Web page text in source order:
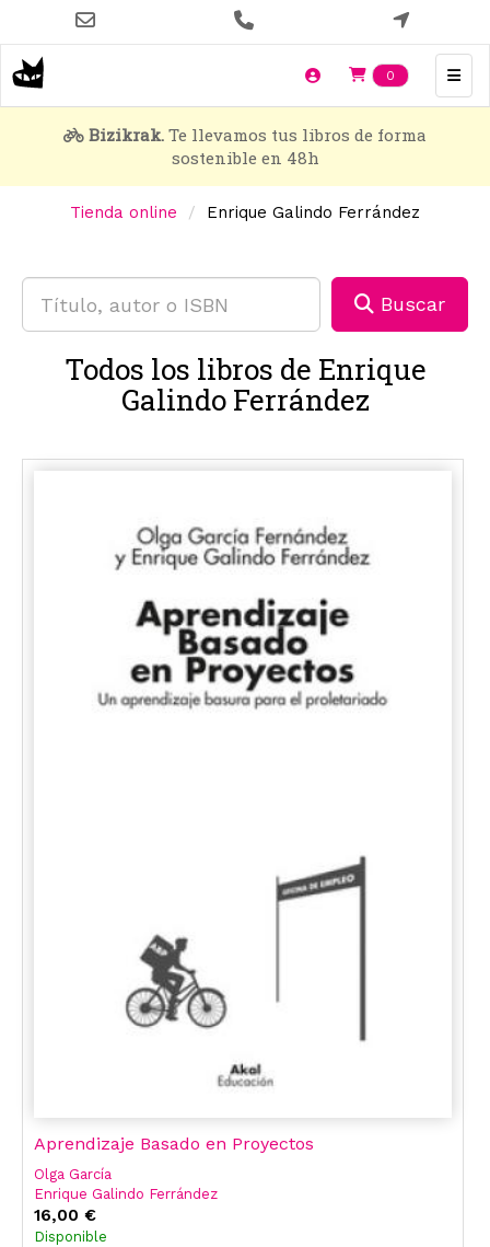
contenido
principal
0 Items en
Bizikrak. Te llevamos tus libros de forma
sostenible en 48h
Tienda online Enrique Galindo Ferrández
Buscar
Todos los libros de Enrique
Galindo Ferrández
Aprendizaje Basado en Proyectos
Olga García
Enrique Galindo Ferrández
Olga García Fernández
16,00 €
Disponible